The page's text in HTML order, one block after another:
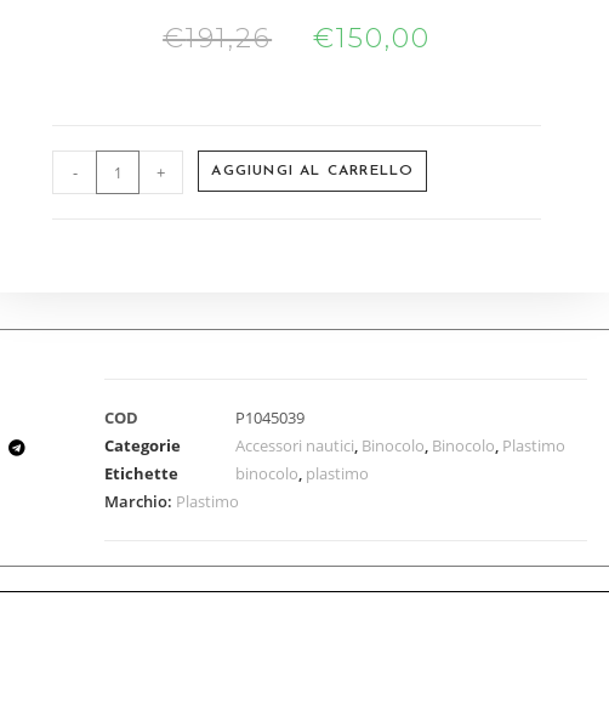
€191,26 €150,00
- + AGGIUNGI AL CARRELLO
COD
P1045039
Categorie
Accessori nautici, Binocolo, Binocolo, Plastimo
Etichette
binocolo, plastimo
Marchio: Plastimo